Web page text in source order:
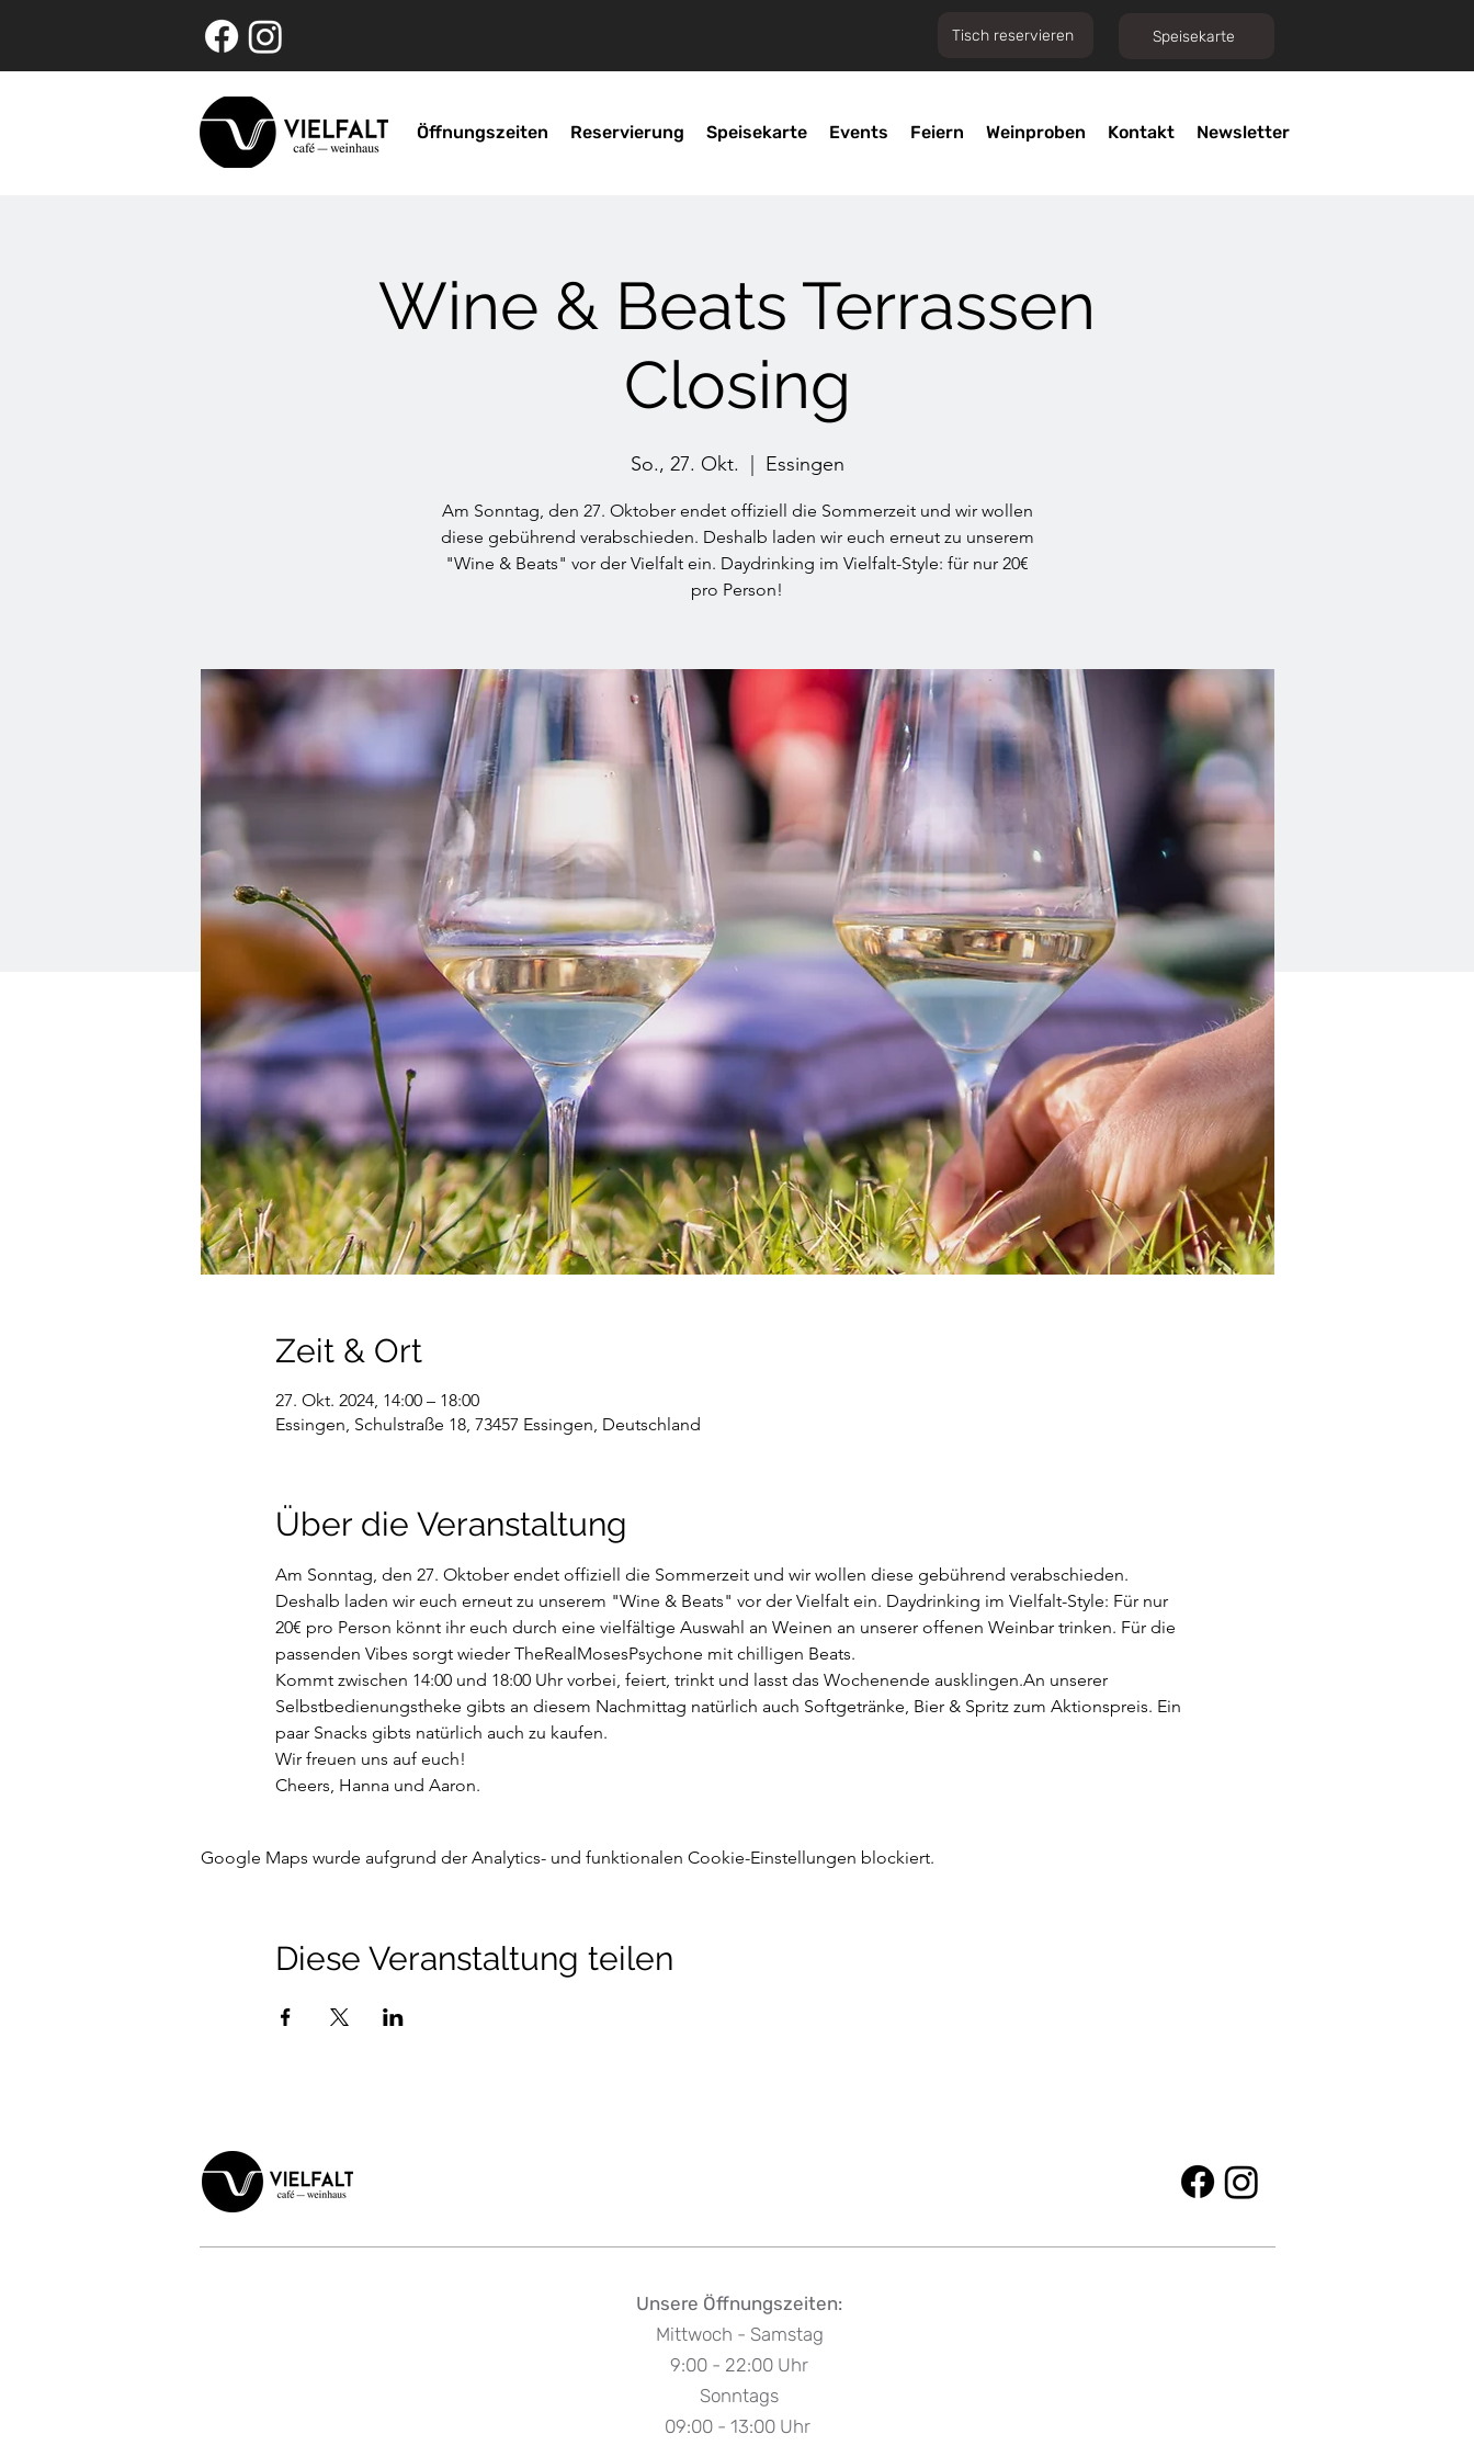
Tisch reservieren Speisekarte
Öffnungszeiten Reservierung Speisekarte Events Feiern Weinproben Kontakt Newsletter
Wine & Beats Terrassen
Closing
So., 27. Okt. Essingen
Am Sonntag, den 27. Oktober endet offiziell die Sommerzeit und wir wollen
diese gebührend verabschieden. Deshalb laden wir euch erneut zu unserem
"Wine & Beats" vor der Vielfalt ein. Daydrinking im Vielfalt-Style: für nur 20€
pro Person!
Zeit & Ort
27. Okt. 2024, 14:00 – 18:00
Essingen, Schulstraße 18, 73457 Essingen, Deutschland
Über die Veranstaltung
Am Sonntag, den 27. Oktober endet offiziell die Sommerzeit und wir wollen diese gebührend verabschieden.
Deshalb laden wir euch erneut zu unserem "Wine & Beats" vor der Vielfalt ein. Daydrinking im Vielfalt-Style: Für nur
20€ pro Person könnt ihr euch durch eine vielfältige Auswahl an Weinen an unserer offenen Weinbar trinken. Für die
passenden Vibes sorgt wieder TheRealMosesPsychone mit chilligen Beats.
Kommt zwischen 14:00 und 18:00 Uhr vorbei, feiert, trinkt und lasst das Wochenende ausklingen.An unserer
Selbstbedienungstheke gibts an diesem Nachmittag natürlich auch Softgetränke, Bier & Spritz zum Aktionspreis. Ein
paar Snacks gibts natürlich auch zu kaufen.
Wir freuen uns auf euch!
Cheers, Hanna und Aaron.
Google Maps wurde aufgrund der Analytics- und funktionalen Cookie-Einstellungen blockiert.
Diese Veranstaltung teilen
Unsere Öffnungszeiten:
Mittwoch - Samstag
9:00 - 22:00 Uhr
Sonntags
09:00 - 13:00 Uhr